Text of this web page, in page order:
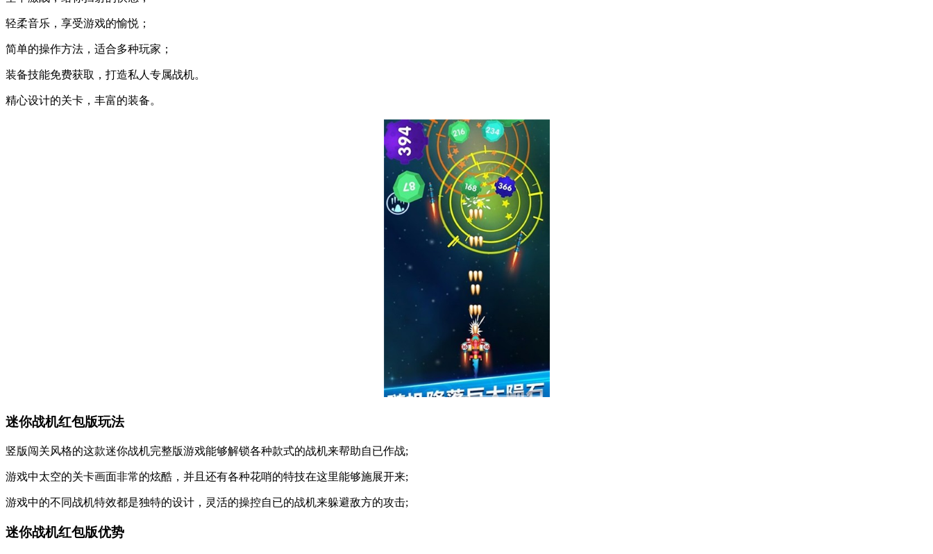
轻柔音乐，享受游戏的愉悦；
简单的操作方法，适合多种玩家；
装备技能免费获取，打造私人专属战机。
精心设计的关卡，丰富的装备。
迷你战机红包版玩法
竖版闯关风格的这款迷你战机完整版游戏能够解锁各种款式的战机来帮助自已作战;
游戏中太空的关卡画面非常的炫酷，并且还有各种花哨的特技在这里能够施展开来;
游戏中的不同战机特效都是独特的设计，灵活的操控自已的战机来躲避敌方的攻击;
迷你战机红包版优势